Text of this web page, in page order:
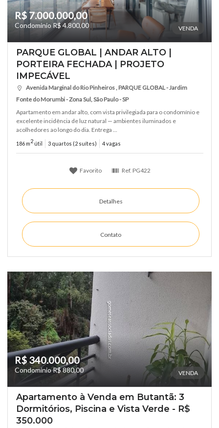
R$ 7.000.000,00
Condomínio R$ 4.800,00 VENDA
PARQUE GLOBAL | ANDAR ALTO |
PORTEIRA FECHADA | PROJETO
IMPECÁVEL
Avenida Marginal do Rio Pinheiros , PARQUE GLOBAL - Jardim
Fonte do Morumbi - Zona Sul, São Paulo - SP
Apartamento em andar alto, com vista privilegiada para o condomínio e
excelente incidência de luz natural — ambientes iluminados e
acolhedores ao longo do dia. Entrega ...
186 m2 útil 3 quartos (2 suítes) 4 vagas
Favorito Ref. PG422
Detalhes
Contato
R$ 340.000,00
Condomínio R$ 880,00 VENDA
Apartamento à Venda em Butantã: 3
Dormitórios, Piscina e Vista Verde - R$
350.000